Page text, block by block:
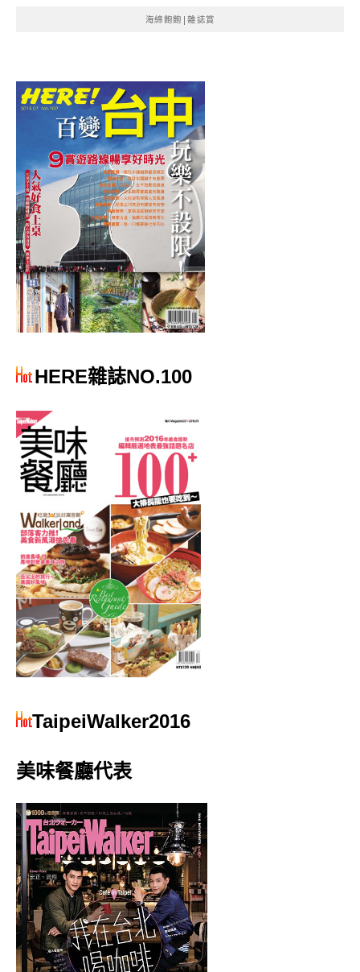
海綿飽飽|雜誌賞
HERE雜誌NO.100
TaipeiWalker2016
美味餐廳代表